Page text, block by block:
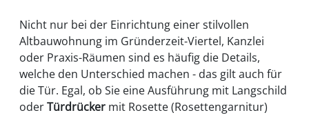
Nicht nur bei der Einrichtung einer stilvollen
Altbauwohnung im Gründerzeit-Viertel, Kanzlei
oder Praxis-Räumen sind es häufig die Details,
welche den Unterschied machen - das gilt auch für
die Tür. Egal, ob Sie eine Ausführung mit Langschild
oderTürdrücker mit Rosette (Rosettengarnitur)